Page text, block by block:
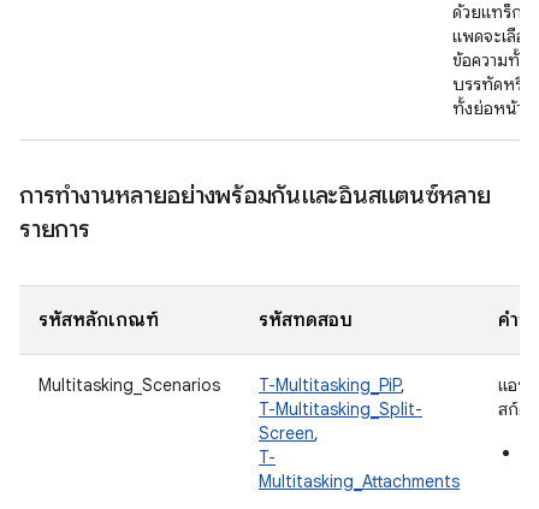
ด้วยแทร็ก
แพดจะเลือก
ข้อความทั้ง
บรรทัดหรือ
ทั้งย่อหน้า
การทำงานหลายอย่างพร้อมกันและอินสแตนซ์หลาย
รายการ
รหัสหลักเกณฑ์ รหัสทดสอบ คำอ
Multitasking_Scenarios T-Multitasking_PiP,
T-Multitasking_Split-
Screen,
T-
Multitasking_Attachments
แอป
สก์ต่า